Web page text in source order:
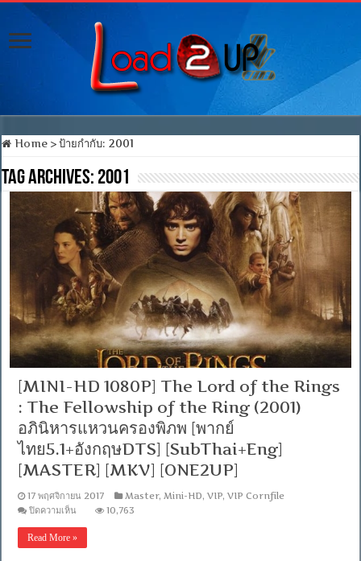
Home > ป้ายกำกับ:2001
Tag Archives: 2001
[MINI-HD 1080P] The Lord of the Rings
: The Fellowship of the Ring (2001)
อภินิหารแหวนครองพิภพ [พากย์
ไทย5.1+อังกฤษDTS] [SubThai+Eng]
[MASTER] [MKV] [ONE2UP]
17 พฤศจิกายน 2017 Master,Mini-HD,VIP,VIP Cornfile
ปิดความเห็นบน
1080P]
10,763
Read More »